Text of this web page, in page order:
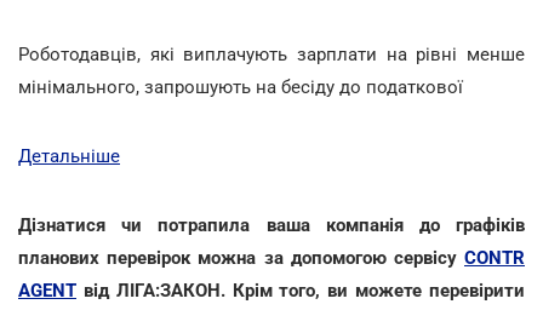
Роботодавців, які виплачують зарплати на рівні менше
мінімального, запрошують на бесіду до податкової
Детальніше
Дізнатися чи потрапила ваша компанія до графіків
планових перевірок можна за допомогою сервісу CONTR
AGENT від ЛІГА:ЗАКОН. Крім того, ви можете перевірити